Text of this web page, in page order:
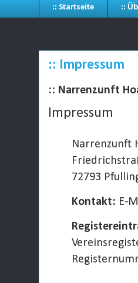
:: Startseite ::
:: Impressum
:: Narrenzunft
Impressum
Narrenzunft
72793
Kontakt: E-